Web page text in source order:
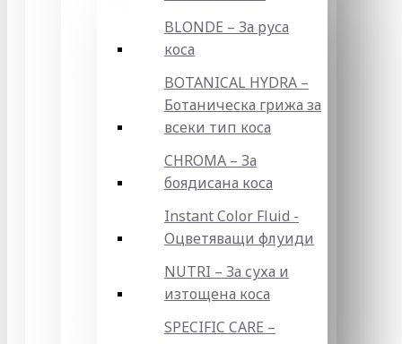
BLONDE – За руса
коса
BOTANICAL HYDRA –
Ботаническа грижа за
всеки тип коса
CHROMA – За
боядисана коса
Instant Color Fluid -
Оцветяващи флуиди
NUTRI – За суха и
изтощена коса
SPECIFIC CARE –